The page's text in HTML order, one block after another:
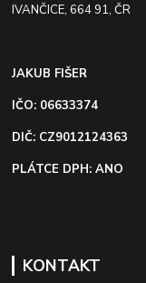
IVANČICE, 664 91, ČR
JAKUB FIŠER
IČO: 06633374
DIČ: CZ9012124363
PLÁTCE DPH: ANO
KONTAKT